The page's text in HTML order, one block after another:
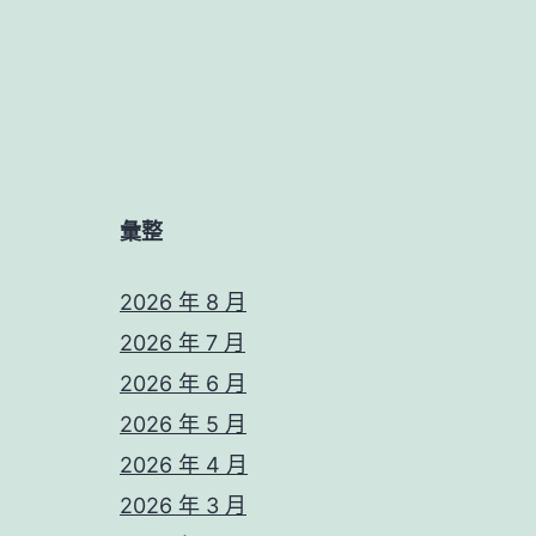
彙整
2026 年 8 月
2026 年 7 月
2026 年 6 月
2026 年 5 月
2026 年 4 月
2026 年 3 月